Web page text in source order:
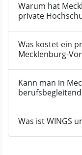
Warum hat
private
Was kostet ein
Mecklenburg-
Kann man in
Was ist WINGS